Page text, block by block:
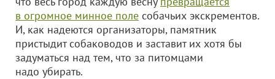
в огромное минное поле собачьих экскрементов.
И, как надеются организаторы, памятник
пристыдит собаководов и заставит их хотя бы
задуматься над тем, что за питомцами
надо убирать.